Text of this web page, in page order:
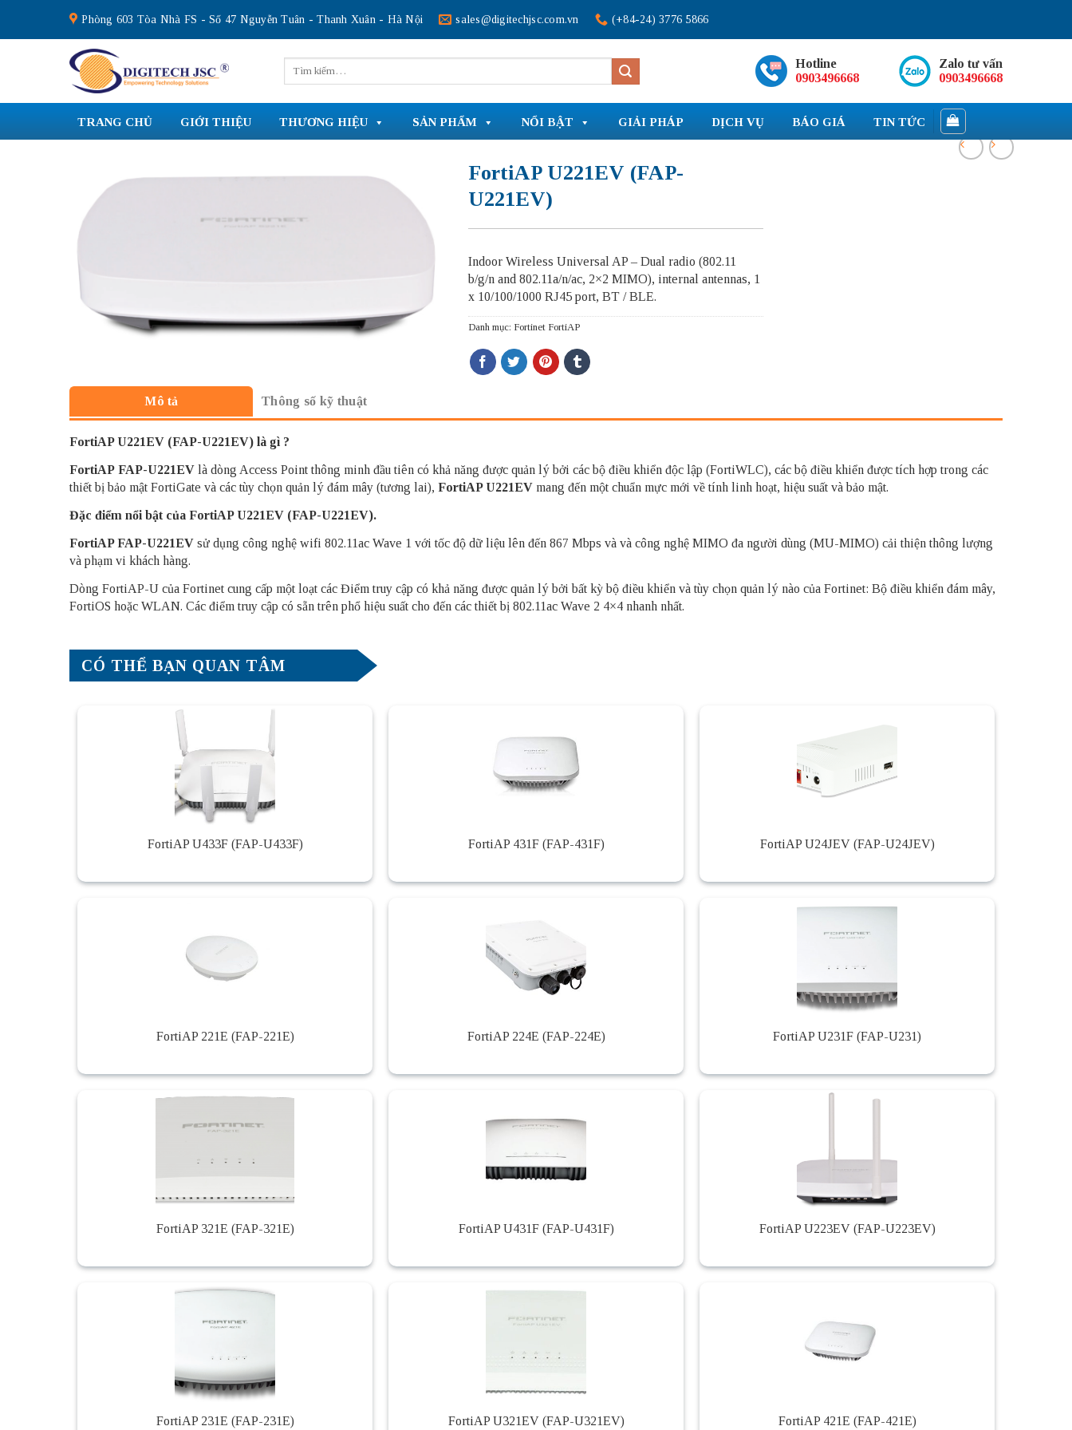
content
Phòng 603 Tòa Nhà FS - Số 47 Nguyễn Tuân - Thanh Xuân - Hà Nội sales@digitechjsc.com.vn (+84-24) 3776 5866
kiếm:
Hotline
0903496668
Zalo tư vấn
0903496668
TRANG CHỦ GIỚI THIỆU THƯƠNG HIỆU SẢN PHẨM NỔI BẬT GIẢI PHÁP DỊCH VỤ BÁO GIÁ TIN TỨC
FortiAP U221EV (FAP-
U221EV)
Indoor Wireless Universal AP – Dual radio (802.11
b/g/n and 802.11a/n/ac, 2×2 MIMO), internal antennas, 1
x 10/100/1000 RJ45 port, BT / BLE.
Danh mục: Fortinet FortiAP
Mô tả Thông số kỹ thuật
FortiAP U221EV (FAP-U221EV) là gì ?
FortiAP FAP-U221EV là dòng Access Point thông minh đầu tiên có khả năng được quản lý bởi các bộ điều khiển độc lập (FortiWLC), các bộ điều khiển được tích hợp trong các
thiết bị bảo mật FortiGate và các tùy chọn quản lý đám mây (tương lai), FortiAP U221EV mang đến một chuẩn mực mới về tính linh hoạt, hiệu suất và bảo mật.
Đặc điểm nổi bật của FortiAP U221EV (FAP-U221EV).
FortiAP FAP-U221EV sử dụng công nghệ wifi 802.11ac Wave 1 với tốc độ dữ liệu lên đến 867 Mbps và và công nghệ MIMO đa người dùng (MU-MIMO) cải thiện thông lượng
và phạm vi khách hàng.
Dòng FortiAP-U của Fortinet cung cấp một loạt các Điểm truy cập có khả năng được quản lý bởi bất kỳ bộ điều khiển và tùy chọn quản lý nào của Fortinet: Bộ điều khiển đám mây,
FortiOS hoặc WLAN. Các điểm truy cập có sẵn trên phổ hiệu suất cho đến các thiết bị 802.11ac Wave 2 4×4 nhanh nhất.
CÓ THỂ BẠN QUAN TÂM
FortiAP U433F (FAP-U433F) FortiAP 431F (FAP-431F) FortiAP U24JEV (FAP-U24JEV)
FortiAP 221E (FAP-221E) FortiAP 224E (FAP-224E) FortiAP U231F (FAP-U231)
FortiAP 321E (FAP-321E) FortiAP U431F (FAP-U431F) FortiAP U223EV (FAP-U223EV)
FortiAP 231E (FAP-231E) FortiAP U321EV (FAP-U321EV) FortiAP 421E (FAP-421E)